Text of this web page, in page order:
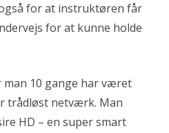
for at instruktøren får
for at kunne holde
man 10 gange har været
trådløst netværk. Man
HD – en super smart